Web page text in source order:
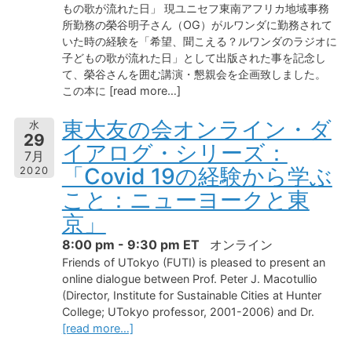
もの歌が流れた日」 現ユニセフ東南アフリカ地域事務
所勤務の榮谷明子さん（OG）がルワンダに勤務されて
いた時の経験を「希望、聞こえる？ルワンダのラジオに
子どもの歌が流れた日」として出版された事を記念し
て、榮谷さんを囲む講演・懇親会を企画致しました。
この本に [read more…]
水
29
7月
2020
東大友の会オンライン・ダ
イアログ・シリーズ：
「Covid 19の経験から学ぶ
こと：ニューヨークと東
京」
8:00 pm - 9:30 pm ET オンライン
Friends of UTokyo (FUTI) is pleased to present an
online dialogue between Prof. Peter J. Macotullio
(Director, Institute for Sustainable Cities at Hunter
College; UTokyo professor, 2001-2006) and Dr.
[read more…]